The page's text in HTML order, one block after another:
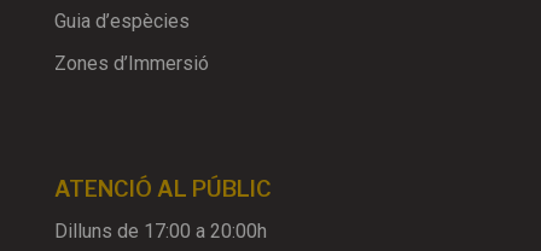
Guia d’espècies
Zones d’Immersió
ATENCIÓ AL PÚBLIC
Dilluns de 17:00 a 20:00h